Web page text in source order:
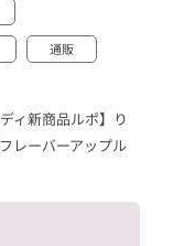
通販
ディ新商品ルポ】り
レーバーアップル